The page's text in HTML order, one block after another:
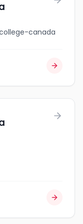
canada